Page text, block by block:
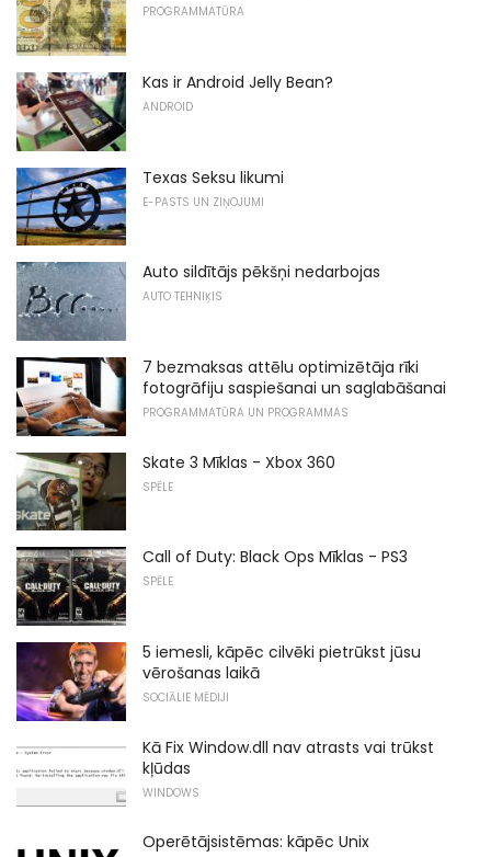
PROGRAMMATŪRA
Kas ir Android Jelly Bean?
ANDROID
Texas Seksu likumi
E-PASTS UN ZIŅOJUMI
Auto sildītājs pēkšņi nedarbojas
AUTO TEHNIĶIS
7 bezmaksas attēlu optimizētāja rīki
fotogrāfiju saspiešanai un saglabāšanai
PROGRAMMATŪRA UN PROGRAMMAS
Skate 3 Mīklas - Xbox 360
SPĒLE
Call of Duty: Black Ops Mīklas - PS3
SPĒLE
5 iemesli, kāpēc cilvēki pietrūkst jūsu
vērošanas laikā
SOCIĀLIE MĒDIJI
Kā Fix Window.dll nav atrasts vai trūkst
kļūdas
WINDOWS
Operētājsistēmas: kāpēc Unix